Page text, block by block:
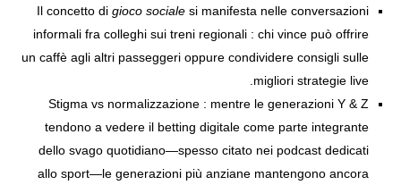
Il concetto di gioco sociale si manifesta nelle conversazioni
informali fra colleghi sui treni regionali : chi vince può offrire
un caffè agli altri passeggeri oppure condividere consigli sulle
migliori strategie live.
Stigma vs normalizzazione : mentre le generazioni Y & Z
tendono a vedere il betting digitale come parte integrante
dello svago quotidiano—spesso citato nei podcast dedicati
allo sport—le generazioni più anziane mantengono ancora